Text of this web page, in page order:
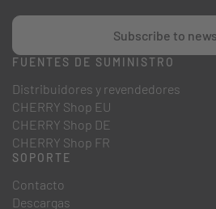
Subscribe to
FUENTES DE SUMINISTRO
Distribuidores y revendedores
CHERRY Shop EU
CHERRY Shop DE
CHERRY Shop FR
SOPORTE
Contacto
Descargas